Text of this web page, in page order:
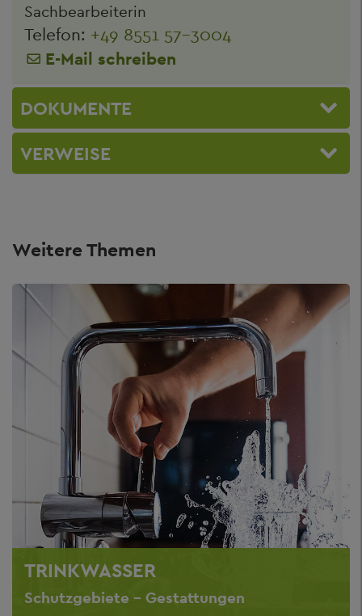
Sachbearbeiterin
Telefon: +49 8551 57-3004
E-Mail schreiben
DOKUMENTE
VERWEISE
Weitere Themen
TRINKWASSER
Schutzgebiete - Gestattungen